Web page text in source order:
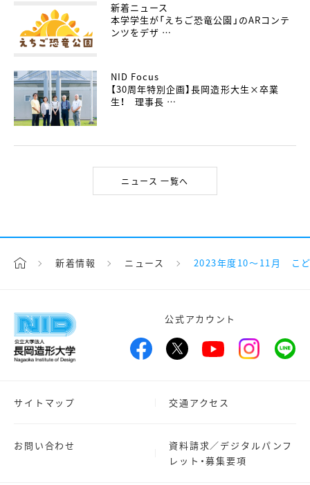
新着ニュース
本学学生が「えちご恐竜公園」のARコンテ
ンツをデザ …
NID Focus
【30周年特別企画】長岡造形大生×卒業
生！ 理事長 …
ニュース 一覧へ
新着情報 ニュース 2023年度10～11月 こ
公式アカウント
サイトマップ 交通アクセス
お問い合わせ
資料請求／デジタルパンフ
レット・募集要項